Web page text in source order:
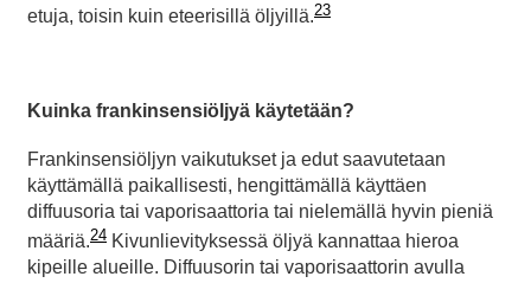
etuja, toisin kuin eteerisillä öljyillä.23
Kuinka frankinsensiöljyä käytetään?
Frankinsensiöljyn vaikutukset ja edut saavutetaan
käyttämällä paikallisesti, hengittämällä käyttäen
diffuusoria tai vaporisaattoria tai nielemällä hyvin pieniä
määriä.24 Kivunlievityksessä öljyä kannattaa hieroa
kipeille alueille. Diffuusorin tai vaporisaattorin avulla